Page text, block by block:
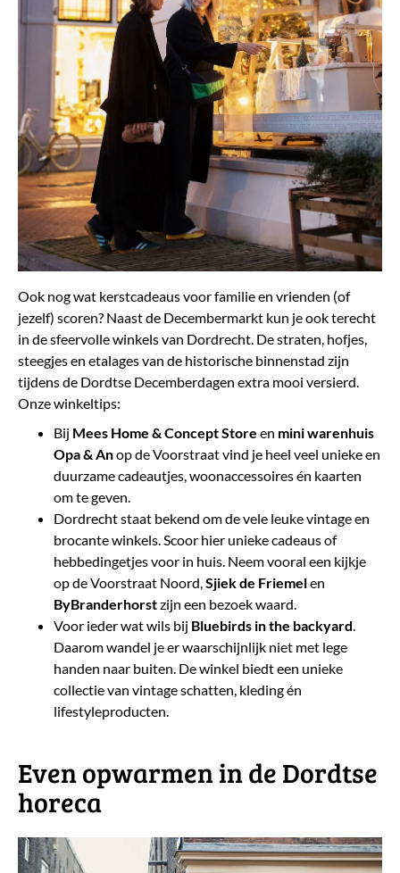
Ook nog wat kerstcadeaus voor familie en vrienden (of
jezelf) scoren? Naast de Decembermarkt kun je ook terecht
in de sfeervolle winkels van Dordrecht. De straten, hofjes,
steegjes en etalages van de historische binnenstad zijn
tijdens de Dordtse Decemberdagen extra mooi versierd.
Onze winkeltips:
​Bij Mees Home & Concept Store en mini warenhuis
Opa & Anop de Voorstraat vind je heel veel unieke en
duurzame cadeautjes, woonaccessoires én kaarten
om te geven.
Dordrecht staat bekend om de vele leuke vintage en
brocante winkels. Scoor hier unieke cadeaus of
hebbedingetjes voor in huis. Neem vooral een kijkje
op de Voorstraat Noord, Sjiek de Friemelen
ByBranderhorstzijn een bezoek waard.
Voor ieder wat wils bij Bluebirds in the backyard
Daarom wandel je er waarschijnlijk niet met lege
handen naar buiten. De winkel biedt een unieke
collectie van vintage schatten, kleding én
lifestyleproducten.
​Even opwarmen in de Dordtse
horeca